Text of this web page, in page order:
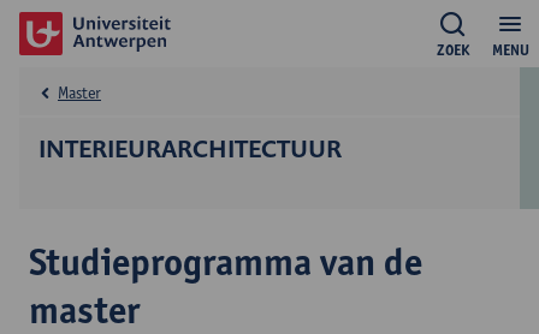
MENU
ZOEK
INTERIEURARCHITECTUUR
Master
Studieprogramma van de
master